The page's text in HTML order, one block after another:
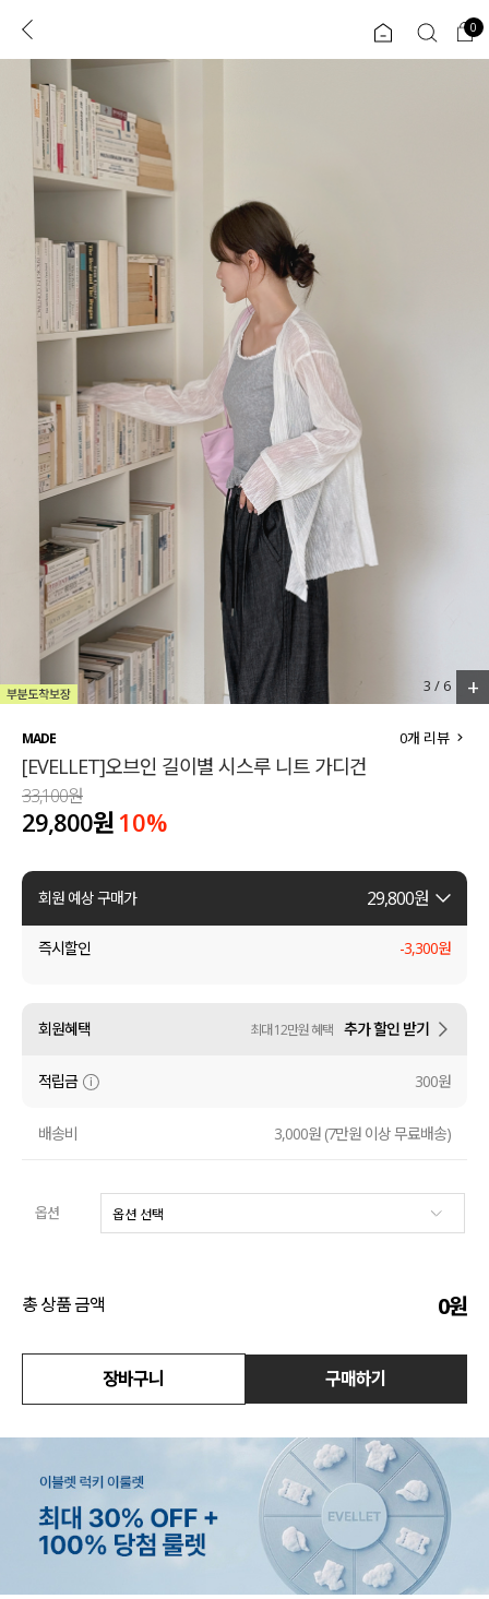
로그인 0
콘텐츠 리뷰 & 혜택
CATEGORY
도착보장⚡
인플루언서 pick!
베스트
MADE
세트할인 ~30%
하객룩
살안타템
110사이즈
티셔츠
팬츠
셔츠
원피스
수영복
아우터
코디템
ALL
익스클루시브
아우터
티셔츠
니트
블라우스
원피스
팬츠
스커트
언더웨어
0
4 / 6 +
MADE
[EVELLET]오브인 길이별 시스루 니트 가디건
0개 리뷰
33,100원
29,800원 10%
회원 예상 구매가 29,800원
즉시할인 -3,300원
회원혜택 최대 12만원 혜택 추가 할인 받기
적립금 300원
배송비 3,000원 (7만원 이상 무료배송)
옵션
총 상품 금액 0원
장바구니 구매하기